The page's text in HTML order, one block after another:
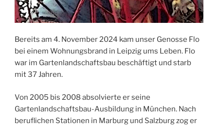
Bereits am 4. November 2024 kam unser Genosse Flo
bei einem Wohnungsbrand in Leipzig ums Leben. Flo
war im Gartenlandschaftsbau beschäftigt und starb
mit 37 Jahren.
Von 2005 bis 2008 absolvierte er seine
Gartenlandschaftsbau-Ausbildung in München. Nach
beruflichen Stationen in Marburg und Salzburg zog er